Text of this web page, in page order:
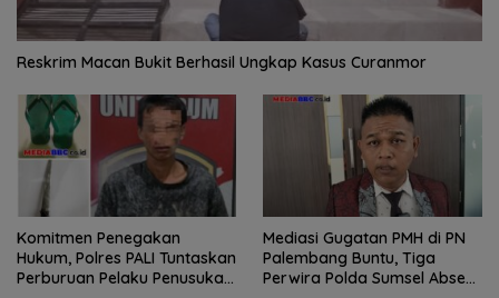
Reskrim Macan Bukit Berhasil Ungkap Kasus Curanmor
Komitmen Penegakan
Hukum, Polres PALI Tuntaskan
Perburuan Pelaku Penusukan
Mediasi Gugatan PMH di PN
Palembang Buntu, Tiga
Perwira Polda Sumsel Absen,